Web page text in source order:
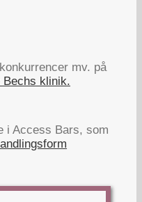
mv. på
Bechs klinik.
i Access Bars, som